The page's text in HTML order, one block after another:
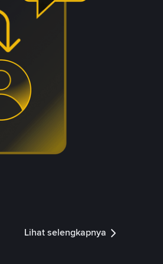
Lihat selengkapnya